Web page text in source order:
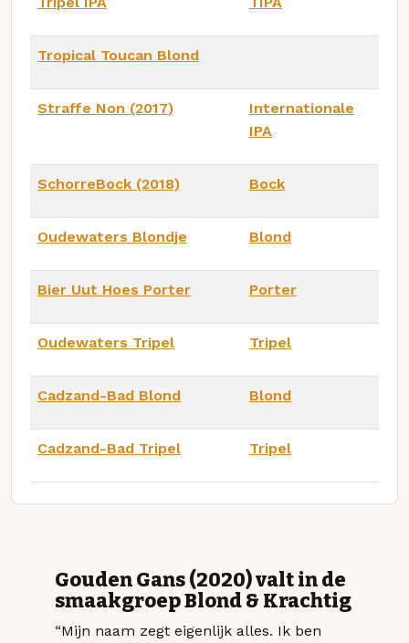
Tropical Toucan Blond
Straffe Non (2017)
Internationale
IPA
SchorreBock (2018) Bock
Oudewaters Blondje Blond
Bier Uut Hoes Porter Porter
Oudewaters Tripel Tripel
Cadzand-Bad Blond Blond
Cadzand-Bad Tripel Tripel
Gouden Gans (2020) valt in de
smaakgroep Blond & Krachtig
“Mijn naam zegt eigenlijk alles. Ik ben